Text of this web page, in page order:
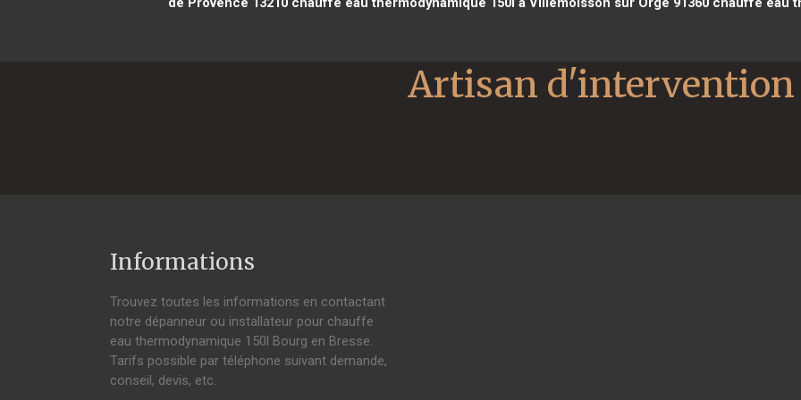
Informations
Trouvez toutes les informations en contactant
notre dépanneur ou installateur pour chauffe
eau thermodynamique 150l Bourg en Bresse.
Tarifs possible par téléphone suivant demande,
conseil, devis, etc.
Artisan d'intervention